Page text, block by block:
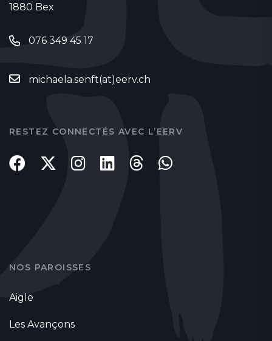
1880 Bex
076 349 45 17
michaela.senft(at)eerv.ch
RESTEZ CONNECTÉS AVEC L’EERV
NOS PAROISSES
Aigle
Les Avançons